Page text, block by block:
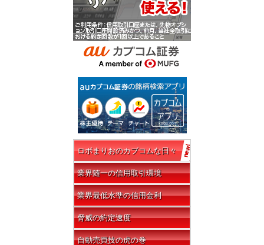
ロボまりおのカブコムな日々
業界随一の信用取引環境
業界最低水準の信用金利
脅威の約定速度
自動売買技の虎の巻